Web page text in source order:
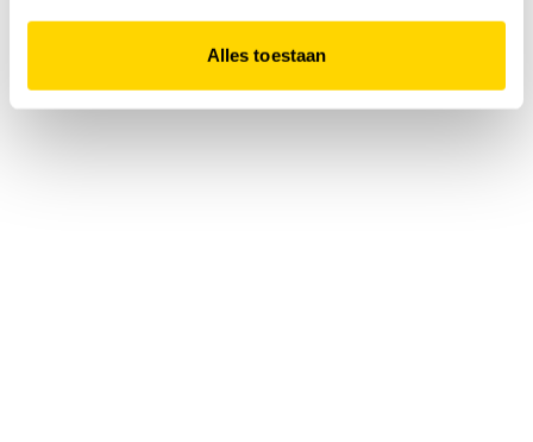
Alles toestaan